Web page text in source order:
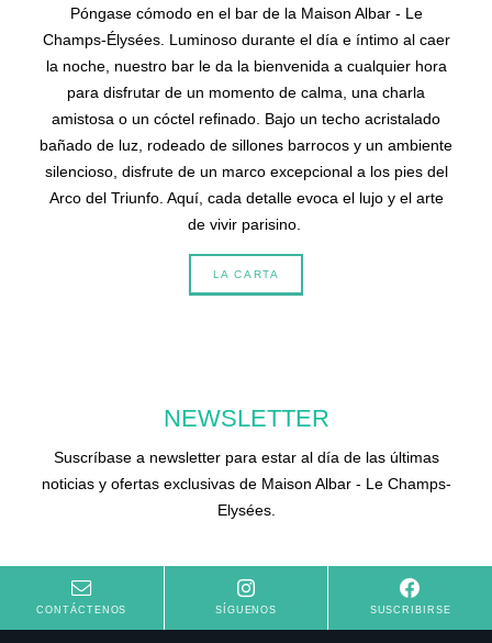
Póngase cómodo en el bar de la Maison Albar - Le
Champs-Élysées. Luminoso durante el día e íntimo al caer
la noche, nuestro bar le da la bienvenida a cualquier hora
para disfrutar de un momento de calma, una charla
amistosa o un cóctel refinado. Bajo un techo acristalado
bañado de luz, rodeado de sillones barrocos y un ambiente
silencioso, disfrute de un marco excepcional a los pies del
Arco del Triunfo. Aquí, cada detalle evoca el lujo y el arte
de vivir parisino.
LA CARTA
NEWSLETTER
Suscríbase a newsletter para estar al día de las últimas
noticias y ofertas exclusivas de Maison Albar - Le Champs-
Elysées.
CONTÁCTENOS SÍGUENOS SUSCRIBIRSE